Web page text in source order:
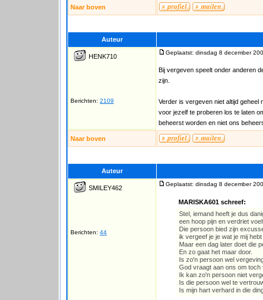
Naar boven
Auteur
HENK710
Berichten: 2109
Geplaatst: dinsdag 8 december
Bij vergeven speelt onder anderen
zijn.
Verder is vergeven niet altijd
voor jezelf te proberen los te laten
beheerst worden en niet ons
Naar boven
Auteur
SMILEY462
Berichten: 44
Geplaatst: dinsdag 8 december
MARISKA601 schreef:
Stel, iemand heeft je dus
een hoop pijn en verdriet
Die persoon bied zijn
ik vergeef je je wat je mij
Maar een dag later doet die
En zo gaat het maar door.
Is zo'n persoon wel
God vraagt aan ons om toch
Ik kan zo'n persoon niet
Is die persoon wel te
Is mijn hart verhard in die